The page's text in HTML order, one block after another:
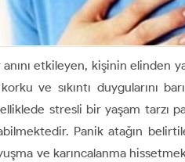
etkileyen, kişinin elinden
ve sıkıntı duygularını
stresli bir yaşam tarzı
Panik atağın
ve karıncalanma hissetmek,